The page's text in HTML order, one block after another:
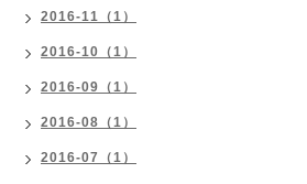
2016-11（1）
2016-10（1）
2016-09（1）
2016-08（1）
2016-07（1）